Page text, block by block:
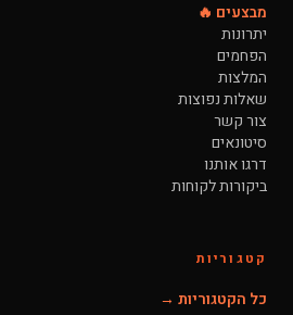
מבצעים 🔥
יתרונות
הפחמים
המלצות
שאלות נפוצות
צור קשר
סיטונאים
דרגו אותנו
ביקורות לקוחות
קטגוריות
כל הקטגוריות →